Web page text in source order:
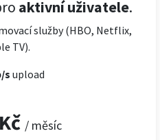
aktivní uživatele.
služby (HBO, Netflix,
TV).
s upload
Kč / měsíc